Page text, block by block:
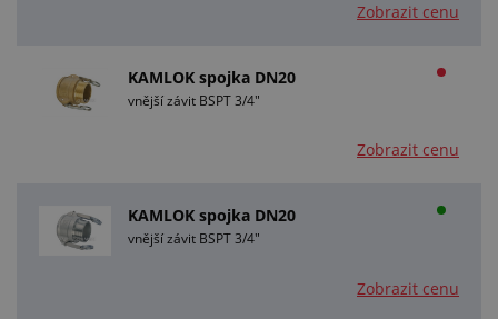
Zobrazit cenu
KAMLOK spojka DN20
vnější závit BSPT 3/4"
Zobrazit cenu
KAMLOK spojka DN20
vnější závit BSPT 3/4"
Zobrazit cenu